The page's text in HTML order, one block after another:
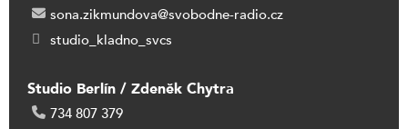
sona.zikmundova@svobodne-radio.cz
studio_kladno_svcs
Studio Berlín / Zdeněk Chytra
734 807 379